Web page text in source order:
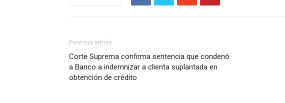
Previous article
Corte Suprema confirma sentencia que condenó
a Banco a indemnizar a clienta suplantada en
obtención de crédito